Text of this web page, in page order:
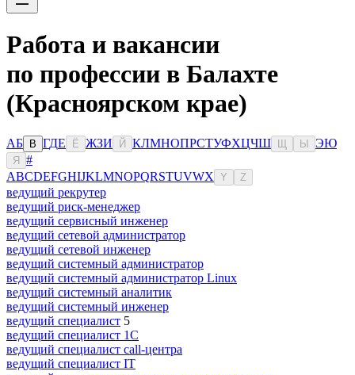
Работа и вакансии
по профессии в Балахте
(Красноярском крае)
АБ В ГДЕ Ё ЖЗИ Й КЛМНОПРСТУФХЦЧШ Ы ЭЮ
Я
#
ABCDEFGHIJKLMNOPQRSTUVWX Y Z
ведущий рекрутер
ведущий риск-менеджер
ведущий сервисный инженер
ведущий сетевой администратор
ведущий сетевой инженер
ведущий системный администратор
ведущий системный администратор Linux
ведущий системный аналитик
ведущий системный инженер
ведущий специалист 5
ведущий специалист 1С
ведущий специалист call-центра
ведущий специалист IT